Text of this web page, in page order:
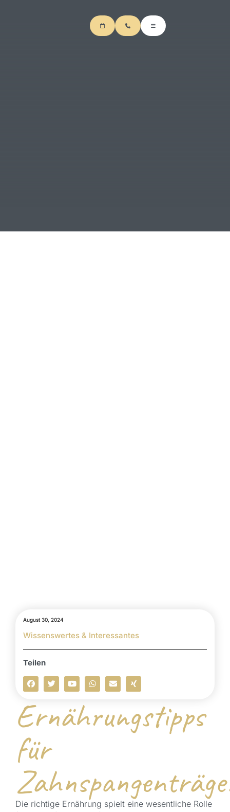
Ernährungstipps
für
Die richtige Ernährung spielt eine wesentliche Rolle
August 30, 2024
Wissenswertes & Interessantes
Teilen